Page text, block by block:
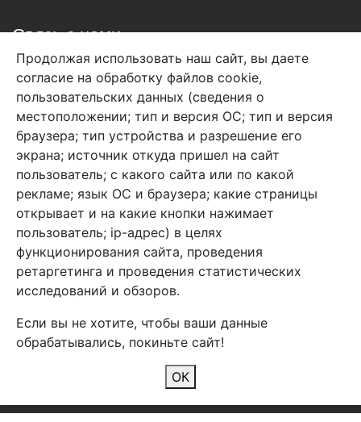
Связь с нами
+7 (495) 933-38-08
info@arben-textile.ru- оптовые продажи
Арбен текстиль г. Щелково, пер.
1-й Советский д.25, владение 2.
Мы в соц. сетях
Продолжая использовать наш сайт, вы даете
согласие на обработку файлов cookie,
пользовательских данных (сведения о
местоположении; тип и версия ОС; тип и версия
браузера; тип устройства и разрешение его
экрана; источник откуда пришел на сайт
пользователь; с какого сайта или по какой
рекламе; язык ОС и браузера; какие страницы
открывает и на какие кнопки нажимает
пользователь; ip-адрес) в целях
функционирования сайта, проведения
ретаргетинга и проведения статистических
исследований и обзоров.
Если вы не хотите, чтобы ваши данные
обрабатывались, покиньте сайт!
ОК